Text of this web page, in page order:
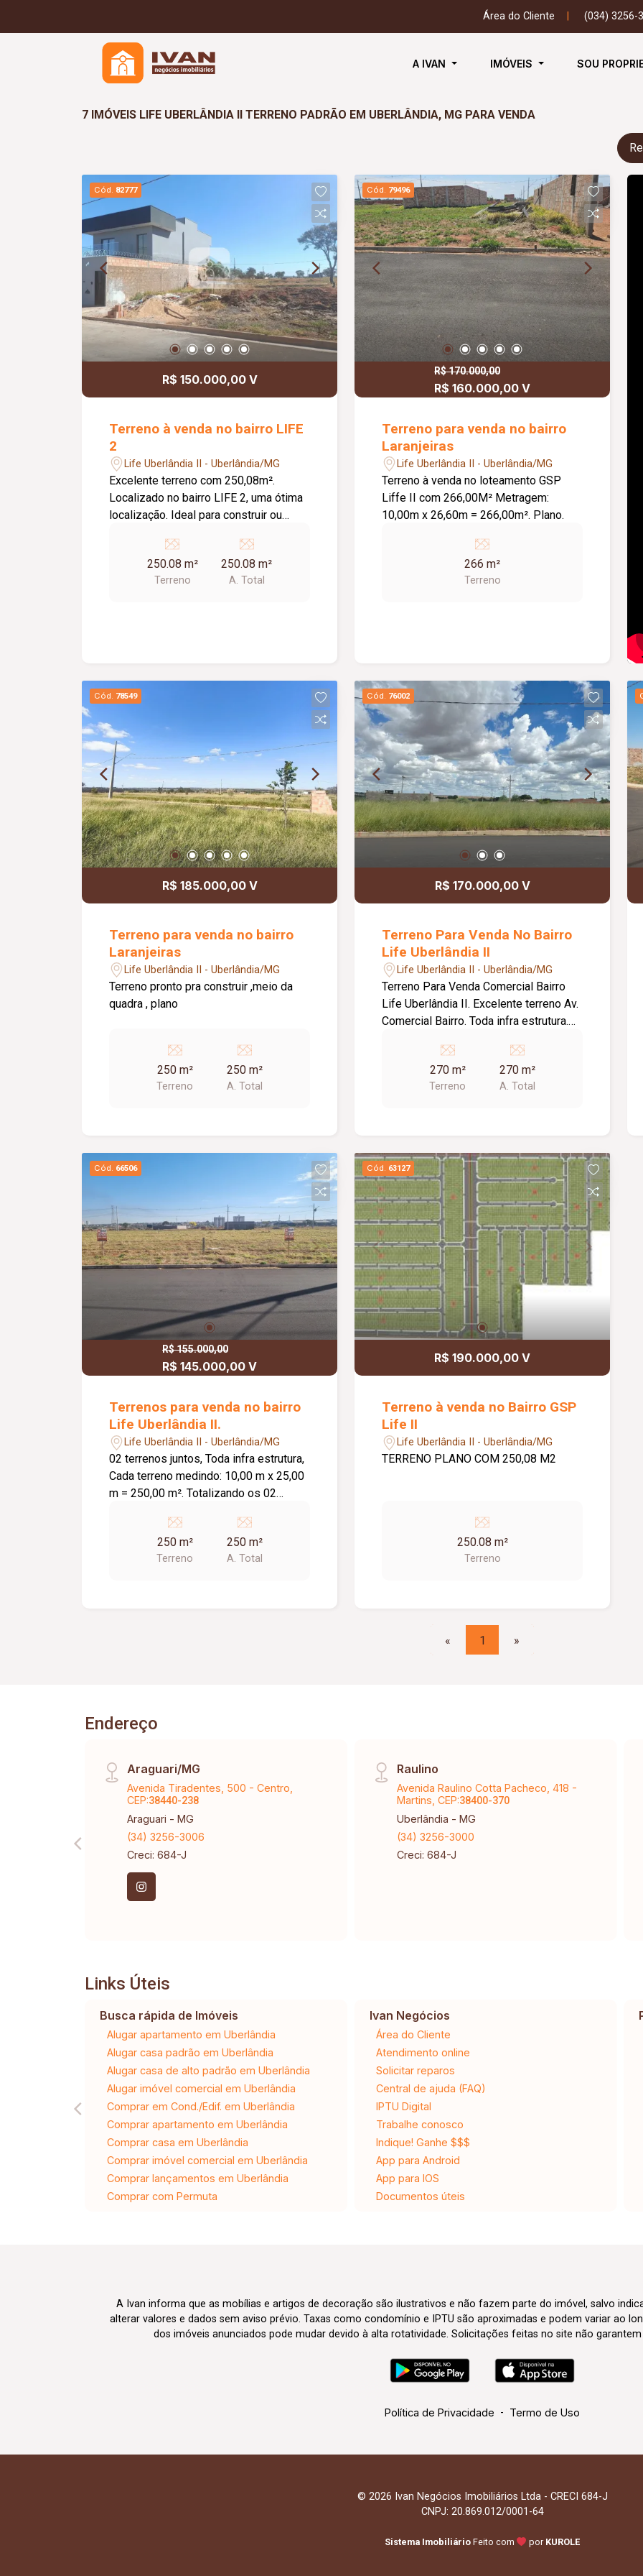
Área do Cliente (034) 3256-
A IVAN IMÓVEIS SOU
7 IMÓVEIS LIFE UBERLÂNDIA II TERRENO PADRÃO EM UBERLÂNDIA, MG PARA VENDA
Cód. 82777
R$ 150.000,00 V
Terreno à venda no bairro LIFE
2
Life Uberlândia II - Uberlândia/MG
Excelente terreno com 250,08m².
Localizado no bairro LIFE 2, uma ótima
localização. Ideal para construir ou
murado de um lado e com construção
ao lado, garantindo mais segurança e
valorização do imóvel. Na rua antiga 15
250.08 m²
Terreno
250.08 m²
A. Total
Cód. 79496
R$ 170.000,00
R$ 160.000,00 V
Terreno para venda no bairro
Laranjeiras
Life Uberlândia II - Uberlândia/MG
Terreno à venda no loteamento GSP
Liffe II com 266,00M² Metragem:
10,00m x 26,60m = 266,00m². Plano.
266 m²
Terreno
Cód. 78549
R$ 185.000,00 V
Terreno para venda no bairro
Laranjeiras
Life Uberlândia II - Uberlândia/MG
Terreno pronto pra construir ,meio da
quadra , plano
250 m²
Terreno
250 m²
A. Total
Cód. 76002
R$ 170.000,00 V
Terreno Para Venda No Bairro
Life Uberlândia II
Life Uberlândia II - Uberlândia/MG
Terreno Para Venda Comercial Bairro
Life Uberlândia II. Excelente terreno Av.
Comercial Bairro. Toda infra estrutura.
10,00m. Lados = 27,00m. Totalizando
270,00m2.270 m²
Terreno
270 m²
A. Total
Cód. 66506
R$ 155.000,00
R$ 145.000,00 V
Terrenos para venda no bairro
Life Uberlândia II.
Life Uberlândia II - Uberlândia/MG
02 terrenos juntos, Toda infra estrutura,
Cada terreno medindo: 10,00 m x 25,00
m = 250,00 m². Totalizando os 02
250 m²
Terreno
250 m²
A. Total
Cód. 63127
R$ 190.000,00 V
Terreno à venda no Bairro GSP
Life II
Life Uberlândia II - Uberlândia/MG
TERRENO PLANO COM 250,08 M2
250.08 m²
Terreno
« 1 »
Endereço
Araguari/MG
Avenida Tiradentes, 500 - Centro,
CEP:38440-238
Araguari - MG
(34) 3256-3006
Creci: 684-J
Raulino
Avenida Raulino Cotta Pacheco, 418 -
Martins, CEP:38400-370
Uberlândia - MG
(34) 3256-3000
Creci: 684-J
Links Úteis
Busca rápida de Imóveis
Alugar apartamento em Uberlândia
Alugar casa padrão em Uberlândia
Alugar casa de alto padrão em Uberlândia
Alugar imóvel comercial em Uberlândia
Comprar em Cond./Edif. em Uberlândia
Comprar apartamento em Uberlândia
Comprar casa em Uberlândia
Comprar imóvel comercial em Uberlândia
Comprar lançamentos em Uberlândia
Comprar com Permuta
Ivan Negócios
Área do Cliente
Atendimento online
Solicitar reparos
Central de ajuda (FAQ)
IPTU Digital
Trabalhe conosco
Indique! Ganhe $$$
App para Android
App para IOS
Documentos úteis
A Ivan informa que as mobílias e artigos de decoração são ilustrativos e não fazem parte do imóvel, salvo
alterar valores e dados sem aviso prévio. Taxas como condomínio e IPTU são aproximadas e podem variar ao
dos imóveis anunciados pode mudar devido à alta rotatividade. Solicitações feitas no site não
Política de Privacidade - Termo de Uso
© 2026 Ivan Negócios Imobiliários Ltda - CRECI 684-J
CNPJ: 20.869.012/0001-64
Sistema Imobiliário Feito com por KUROLE